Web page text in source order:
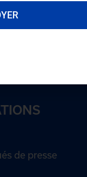
de presse